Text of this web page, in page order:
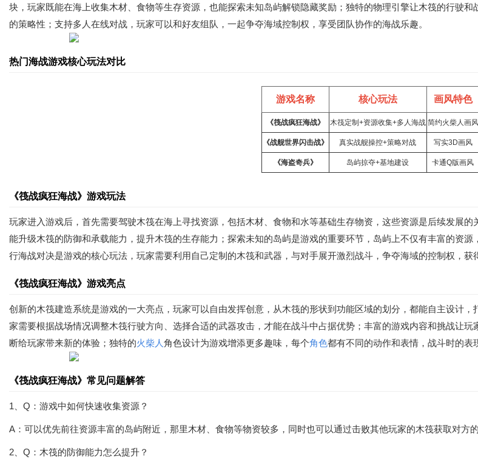
块，玩家既能在海上收集木材、食物等生存资源，也能探索未知岛屿解锁隐藏奖励；独特的物理引擎让木筏的行驶
的策略性；支持多人在线对战，玩家可以和好友组队，一起争夺海域控制权，享受团队协作的海战乐趣。
热门海战游戏核心玩法对比
游戏名称 核心玩法 画风特色
《筏战疯狂海战》 木筏定制+资源收集+多人海战 简约火柴人画风
《战舰世界闪击战》 真实战舰操控+策略对战 写实3D画风
《海盗奇兵》 岛屿掠夺+基地建设 卡通Q版画风
《筏战疯狂海战》游戏玩法
玩家进入游戏后，首先需要驾驶木筏在海上寻找资源，包括木材、食物和水等基础生存物资，这些资源是后续发展
能升级木筏的防御和承载能力，提升木筏的生存能力；探索未知的岛屿是游戏的重要环节，岛屿上不仅有丰富的资
行海战对决是游戏的核心玩法，玩家需要利用自己定制的木筏和武器，与对手展开激烈战斗，争夺海域的控制权，获
《筏战疯狂海战》游戏亮点
创新的木筏建造系统是游戏的一大亮点，玩家可以自由发挥创意，从木筏的形状到功能区域的划分，都能自主设计
家需要根据战场情况调整木筏行驶方向、选择合适的武器攻击，才能在战斗中占据优势；丰富的游戏内容和挑战让
断给玩家带来新的体验；独特的火柴人角色设计为游戏增添更多趣味，每个角色都有不同的动作和表情，战斗时的表
《筏战疯狂海战》常见问题解答
1、Q：游戏中如何快速收集资源？
A：可以优先前往资源丰富的岛屿附近，那里木材、食物等物资较多，同时也可以通过击败其他玩家的木筏获取对方的
2、Q：木筏的防御能力怎么提升？